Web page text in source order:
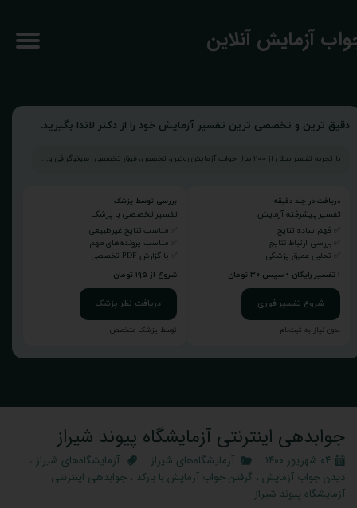
آزمایش آنلاین
دقیق ترین و تخصصی ترین تفسیر آزمایش خود را از دکتر لاندا بگیرید.
با تجربه تفسیر بیش از ۲۰۰ هزار جواب آزمایش روتین، تخصص، فوق تخصصی، سونوگرافی و...
دریافت در چند دقیقه
تفسیر پیشرفته آزمایش
✅ فهم ساده نتایج
✅ بررسی ارتباط نتایج
✅ تحلیل عمیق پزشکی
۱ تفسیر رایگان • سپس ۳۰ تومان
شروع تفسیر فوری
بدون نیاز به ثبت‌نام
بررسی توسط پزشک
تفسیر تخصصی با پزشک
✅ مناسب نتایج غیرطبیعی
✅ مناسب پرونده‌های مهم
✅ با گزارش PDF تخصصی
شروع از ۱۹۵ تومان
دریافت نظر پزشک
توسط پزشک متخصص
جوابدهی اینترنتی آزمایشگاه پیوند شیراز
۰۴ شهریور ۱۴۰۰ آزمایشگاه‌های شیراز آزمایشگاه‌های شیراز ،
دیدن جواب آزمایش ، گرفتن جواب آزمایش با بارکد ، جوابدهی اینترنتی
آزمایشگاه پیوند شیراز